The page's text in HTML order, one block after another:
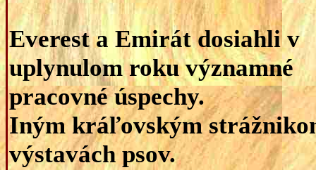
Everest a Emirát dosiahli v
uplynulom roku významné
pracovné úspechy.
Iným kráľovským
výstavách psov.